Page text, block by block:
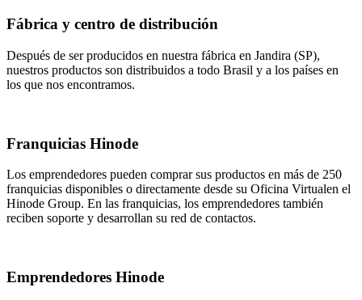
Fábrica y centro de distribución
Después de ser producidos en nuestra fábrica en Jandira (SP),
nuestros productos son distribuidos a todo Brasil y a los países en
los que nos encontramos.
Franquicias Hinode
Los emprendedores pueden comprar sus productos en más de 250
franquicias disponibles o directamente desde su Oficina Virtualen el
Hinode Group. En las franquicias, los emprendedores también
reciben soporte y desarrollan su red de contactos.
Emprendedores Hinode